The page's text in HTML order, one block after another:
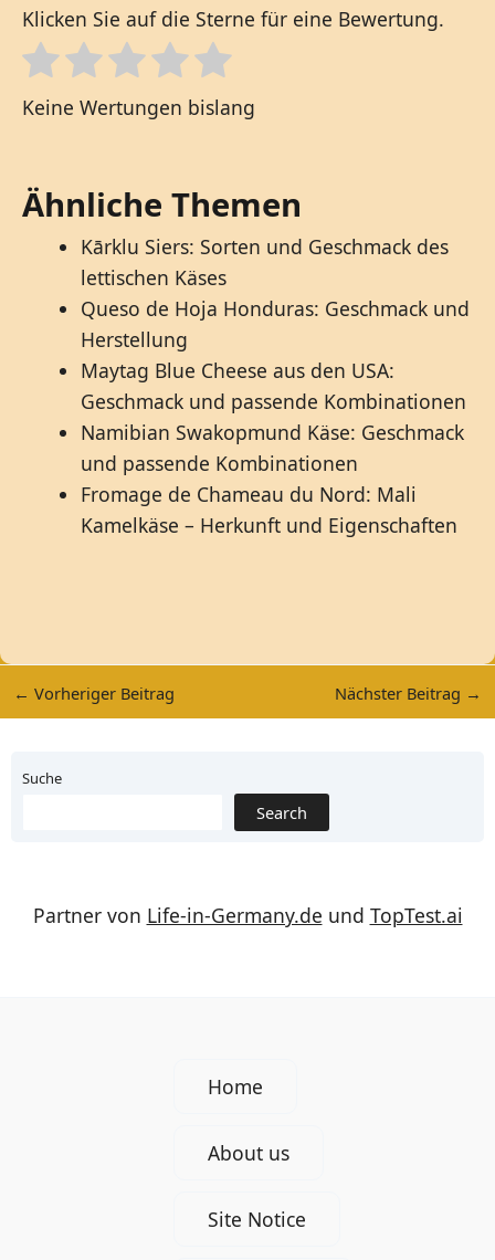
Klicken Sie auf die Sterne für eine Bewertung.
Keine Wertungen bislang
Ähnliche Themen
Kārklu Siers: Sorten und Geschmack des
lettischen Käses
Queso de Hoja Honduras: Geschmack und
Herstellung
Maytag Blue Cheese aus den USA:
Geschmack und passende Kombinationen
Namibian Swakopmund Käse: Geschmack
und passende Kombinationen
Fromage de Chameau du Nord: Mali
Kamelkäse – Herkunft und Eigenschaften
← Vorheriger Beitrag Nächster Beitrag →
Suche
Search
Partner von Life-in-Germany.de und TopTest.ai
Home
About us
Site Notice